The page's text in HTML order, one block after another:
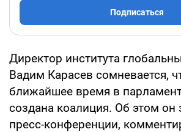
Подписаться
Директор института
Вадим Карасев сомневается,
ближайшее время в
создана коалиция. Об этом он
пресс-конференции,